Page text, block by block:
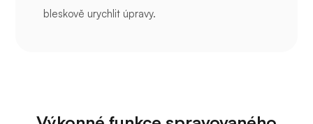
bleskově urychlit úpravy.